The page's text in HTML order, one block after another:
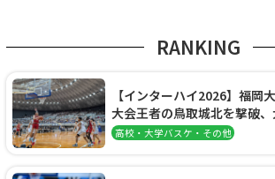
RANKING
【インターハイ2026】福岡
大会王者の鳥取城北を撃破
阜女子に完勝、大会3日目試
高校・大学バスケ・その他